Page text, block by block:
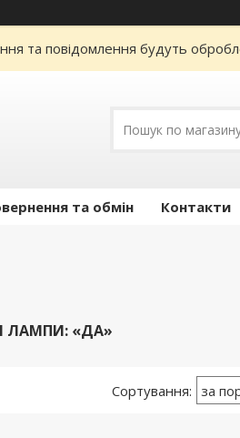
та повідомлення будуть
та обмін Контакти
ЛАМПИ: «ДА»